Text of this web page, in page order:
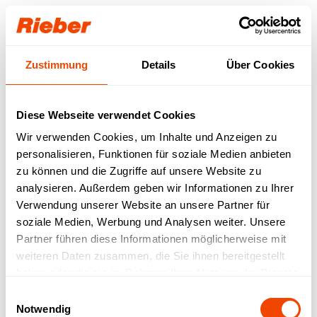
Zustimmung Details Über Cookies
Diese Webseite verwendet Cookies
Wir verwenden Cookies, um Inhalte und Anzeigen zu
personalisieren, Funktionen für soziale Medien anbieten
zu können und die Zugriffe auf unsere Website zu
analysieren. Außerdem geben wir Informationen zu Ihrer
Verwendung unserer Website an unsere Partner für
soziale Medien, Werbung und Analysen weiter. Unsere
Partner führen diese Informationen möglicherweise mit
weiteren Daten zusammen, die Sie ihnen bereitgestellt
Notwendig
Login
Unser Download-
Bereich für Sie.
Step 1: Wählen Sie Ihr Produkt / Ihre
Produktfamilie aus
Step 2: Wählen sie Ihren Download-Typ aus
FREI VERFÜGBAR
| Datenblätter |
Betriebsanleitungen | Prospekte | Kataloge
MIT LOGIN VERFÜGBAR| Bruttopreislisten |
Verfügbare Downloads werden abgerufen…